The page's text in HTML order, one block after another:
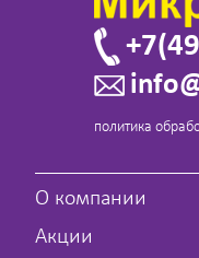
политика
О компании
Акции